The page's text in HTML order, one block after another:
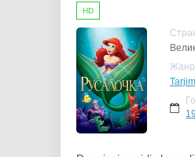
HD
Жанр